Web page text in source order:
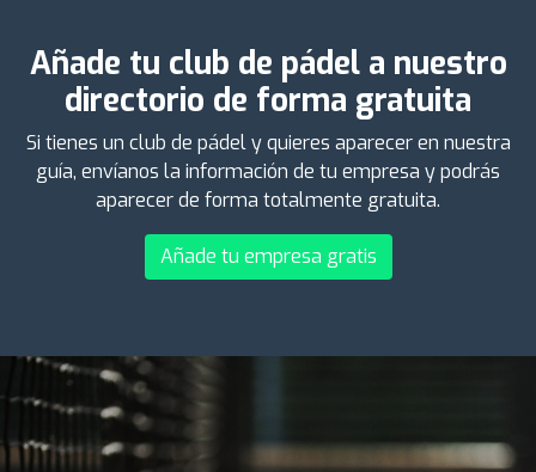
Añade tu club de pádel a nuestro
directorio de forma gratuita
Si tienes un club de pádel y quieres aparecer en nuestra
guía, envíanos la información de tu empresa y podrás
aparecer de forma totalmente gratuita.
Añade tu empresa gratis